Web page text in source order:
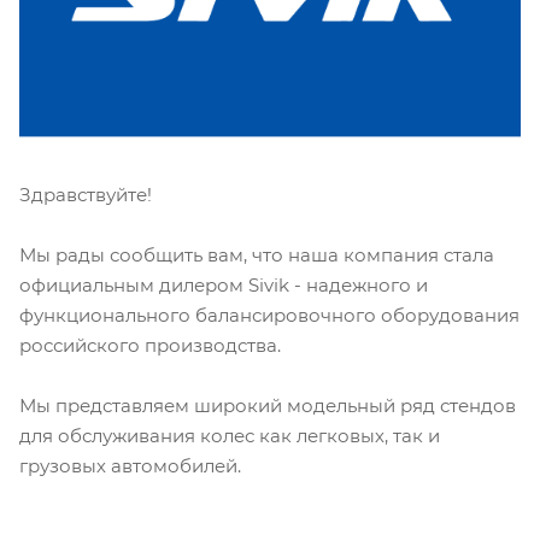
Здравствуйте!
Мы рады сообщить вам, что наша компания стала
официальным дилером Sivik - надежного и
функционального балансировочного оборудования
российского производства.
Мы представляем широкий модельный ряд стендов
для обслуживания колес как легковых, так и
грузовых автомобилей.